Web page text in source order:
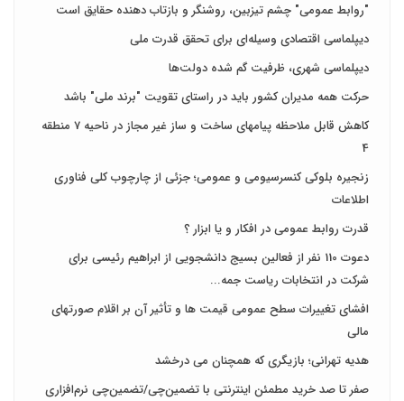
"روابط عمومی" چشم تیزبین، روشنگر و بازتاب دهنده حقایق است
دیپلماسی اقتصادی وسیله‌ای برای تحقق قدرت ملی
دیپلماسی شهری، ظرفیت گم شده دولت‌ها
حرکت همه مدیران کشور باید در راستای تقویت "برند ملی" باشد
کاهش قابل ملاحظه پیامهای ساخت و ساز غیر مجاز در ناحیه 7 منطقه
4
زنجیره بلوکی کنسرسیومی و عمومی؛ جزئی از چارچوب کلی فناوری
اطلاعات
قدرت روابط عمومی در افکار و یا ابزار ؟
دعوت 110 نفر از فعالین بسیج دانشجویی از ابراهیم رئیسی برای
شرکت در انتخابات ریاست جمه...
افشای تغییرات سطح عمومی قیمت ها و تأثیر آن بر اقلام صورتهای
مالی
هدیه تهرانی؛ بازیگری که همچنان می درخشد
صفر تا صد خرید مطمئن اینترنتی با تضمین‌چی/تضمین‌چی نرم‌افزاری